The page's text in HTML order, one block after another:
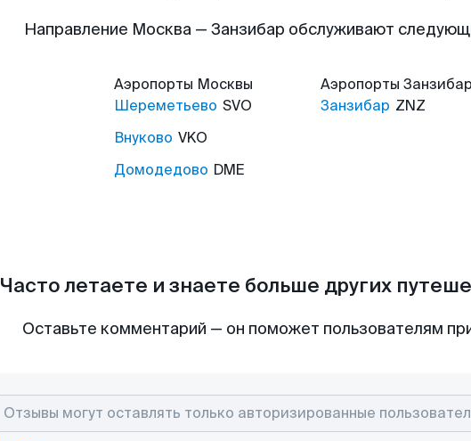
Направление Москва — Занзибар обслуживают
Аэропорты Москвы
Шереметьево SVO
Внуково VKO
Домодедово DME
Аэропорты
Занзибар ZNZ
Часто летаете и знаете больше других
Оставьте комментарий — он поможет пользователям